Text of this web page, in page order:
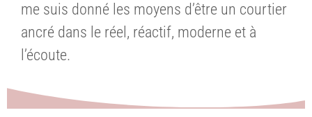
me suis donné les moyens d’être un courtier
ancré dans le réel, réactif, moderne et à
l’écoute.